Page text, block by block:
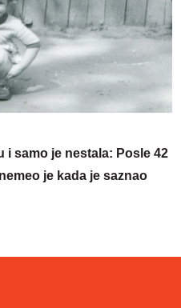
i samo je nestala: Posle 42
je kada je saznao